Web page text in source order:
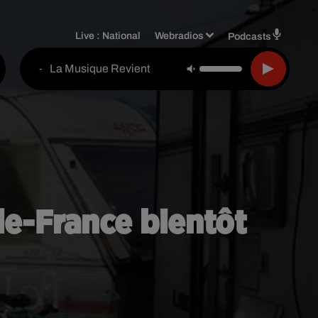
Live : National Webradios Podcasts
- La Musique Revient
France bientôt